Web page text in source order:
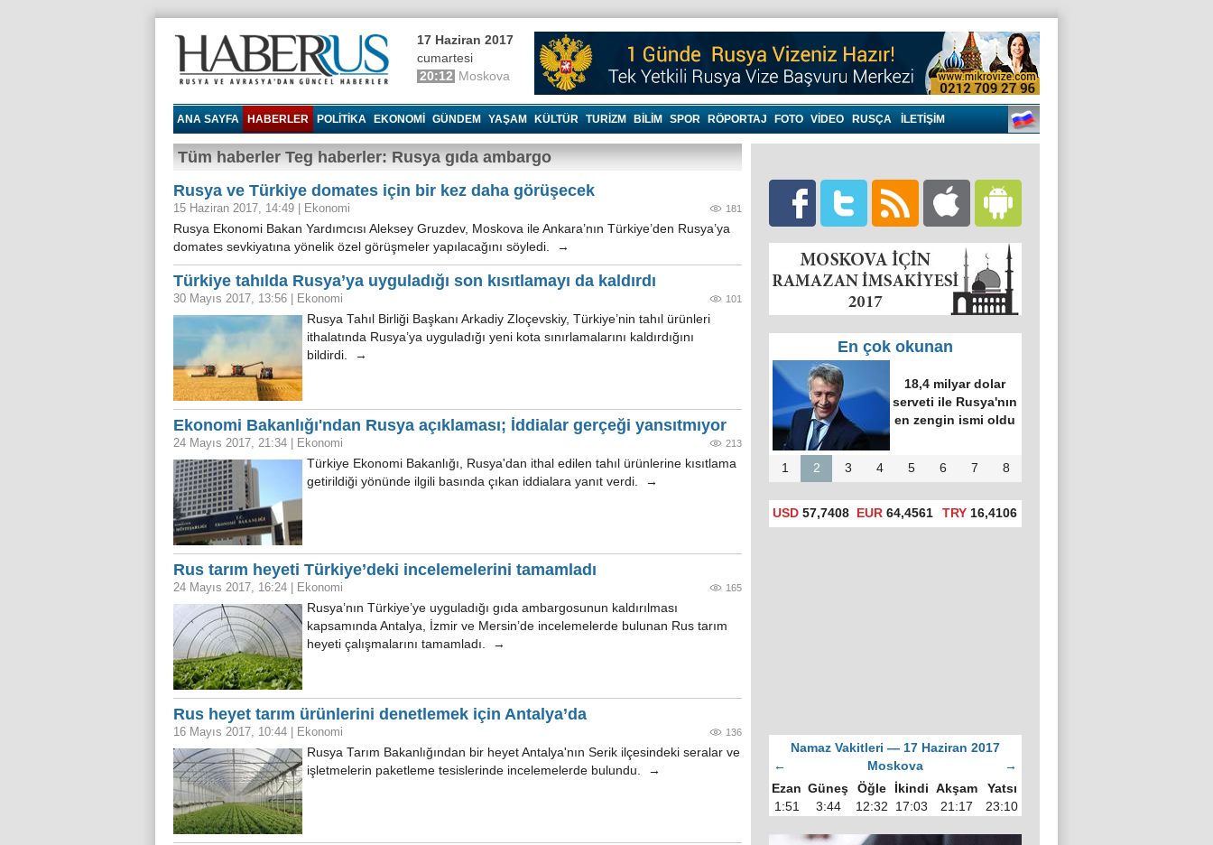
17 Haziran 2017
cumartesi
20:12 Moskova
ANA SAYFA HABERLER POLITIKA EKONOMI GÜNDEM YAŞAM KÜLTÜR TURIZM BILIM SPOR RÖPORTAJ FOTO VIDEO RUSÇA İLETİŞİM
Tüm haberler Teg haberler: Rusya gıda ambargo
Rusya ve Türkiye domates için bir kez daha görüşecek
15 Haziran 2017, 14:49 Ekonomi 181
Rusya Ekonomi Bakan Yardımcısı Aleksey Gruzdev, Moskova ile Ankara’nın Türkiye’den Rusya’ya
domates sevkiyatına yönelik özel görüşmeler yapılacağını söyledi. →
Türkiye tahılda Rusya’ya uyguladığı son kısıtlamayı da kaldırdı
30 Mayıs 2017, 13:56 Ekonomi 101
Rusya Tahıl Birliği Başkanı Arkadiy Zloçevskiy, Türkiye’nin tahıl ürünleri
ithalatında Rusya’ya uyguladığı yeni kota sınırlamalarını kaldırdığını
bildirdi. →
Ekonomi Bakanlığı'ndan Rusya açıklaması; İddialar gerçeği yansıtmıyor
24 Mayıs 2017, 21:34 Ekonomi 213
Türkiye Ekonomi Bakanlığı, Rusya'dan ithal edilen tahıl ürünlerine kısıtlama
getirildiği yönünde ilgili basında çıkan iddialara yanıt verdi. →
Rus tarım heyeti Türkiye’deki incelemelerini tamamladı
24 Mayıs 2017, 16:24 Ekonomi 165
Rusya’nın Türkiye’ye uyguladığı gıda ambargosunun kaldırılması
kapsamında Antalya, İzmir ve Mersin’de incelemelerde bulunan Rus tarım
heyeti çalışmalarını tamamladı. →
Rus heyet tarım ürünlerini denetlemek için Antalya’da
16 Mayıs 2017, 10:44 Ekonomi 136
Rusya Tarım Bakanlığından bir heyet Antalya'nın Serik ilçesindeki seralar ve
işletmelerin paketleme tesislerinde incelemelerde bulundu. →
En çok okunan
18,4 milyar dolar
serveti ile Rusya'nın
en zengin ismi oldu
1 2 3 4 5 6 7 8
USD 57,7408 EUR 64,4561 TRY16,4106
Namaz Vakitleri — 17 Haziran 2017
←
Moskova
→
Ezan Güneş Öğle İkindi Akşam
Yatsı
1:51
3:44 12:32 17:03 21:17 23:10